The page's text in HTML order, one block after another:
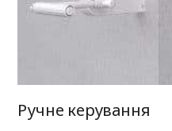
Ручне керування